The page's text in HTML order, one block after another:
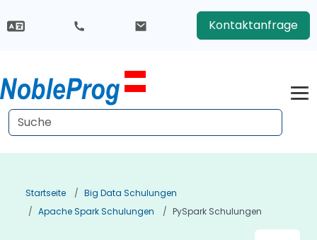
Kontaktanfrage
Startseite
Big Data Schulungen
Apache Spark Schulungen
PySpark Schulungen